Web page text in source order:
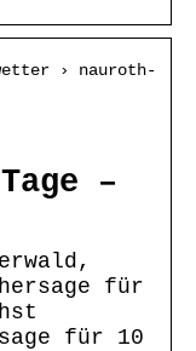
› nauroth-
–
für
für 10